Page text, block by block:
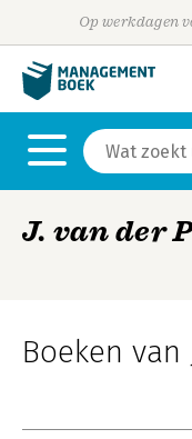
Op werkdagen
J. van der
Boeken van